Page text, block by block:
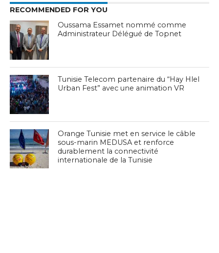
RECOMMENDED FOR YOU
Oussama Essamet nommé comme
Administrateur Délégué de Topnet
Tunisie Telecom partenaire du “Hay Hlel
Urban Fest” avec une animation VR
Orange Tunisie met en service le câble
sous-marin MEDUSA et renforce
durablement la connectivité
internationale de la Tunisie